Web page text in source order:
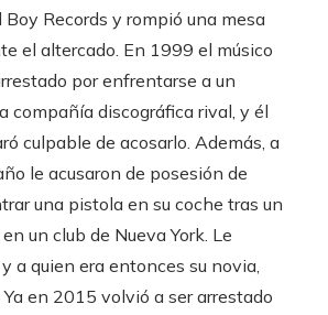
Records y rompió una mesa
el altercado. En 1999 el músico
por enfrentarse a un
compañía discográfica rival, y él
culpable de acosarlo. Además, a
le acusaron de posesión de
una pistola en su coche tras un
un club de Nueva York. Le
a quien era entonces su novia,
Ya en 2015 volvió a ser arrestado